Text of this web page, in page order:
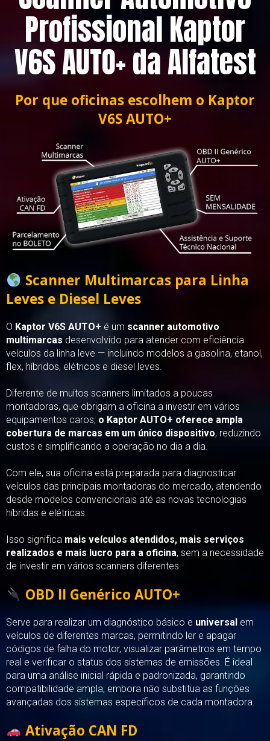
Profissional Kaptor
V6S AUTO+ da Alfatest
Por que oficinas escolhem o Kaptor
V6S AUTO+
Scanner Multimarcas para Linha
Leves e Diesel Leves
O Kaptor V6S AUTO+ é um scanner automotivo
multimarcas desenvolvido para atender com eficiência
veículos da linha leve — incluindo modelos a gasolina, etanol,
flex, híbridos, elétricos e diesel leves.
Diferente de muitos scanners limitados a poucas
montadoras, que obrigam a oficina a investir em vários
equipamentos caros, o Kaptor AUTO+ oferece ampla
cobertura de marcas em um único dispositivo, reduzindo
custos e simplificando a operação no dia a dia.
Com ele, sua oficina está preparada para diagnosticar
veículos das principais montadoras do mercado, atendendo
desde modelos convencionais até as novas tecnologias
híbridas e elétricas.
Isso significa mais veículos atendidos, mais serviços
realizados e mais lucro para a oficina, sem a necessidade
de investir em vários scanners diferentes.
OBD II Genérico AUTO+
Serve para realizar um diagnóstico básico e universal em
veículos de diferentes marcas, permitindo ler e apagar
códigos de falha do motor, visualizar parâmetros em tempo
real e verificar o status dos sistemas de emissões. É ideal
para uma análise inicial rápida e padronizada, garantindo
compatibilidade ampla, embora não substitua as funções
avançadas dos sistemas específicos de cada montadora.
Ativação CAN FD